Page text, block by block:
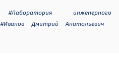
#Лаборатория инженерного
#Иванов Дмитрий Анатольевич